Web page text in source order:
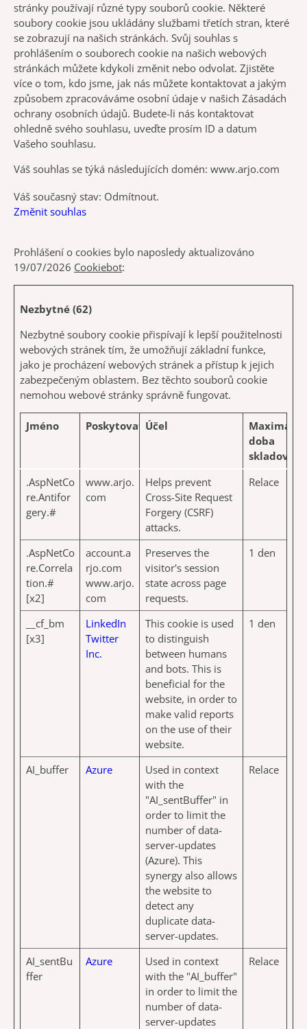
stránky používají různé typy souborů cookie. Některé
soubory cookie jsou ukládány službami třetích stran, které
se zobrazují na našich stránkách. Svůj souhlas s
prohlášením o souborech cookie na našich webových
stránkách můžete kdykoli změnit nebo odvolat. Zjistěte
více o tom, kdo jsme, jak nás můžete kontaktovat a jakým
způsobem zpracováváme osobní údaje v našich Zásadách
ochrany osobních údajů. Budete-li nás kontaktovat
ohledně svého souhlasu, uveďte prosím ID a datum
Vašeho souhlasu.
Váš souhlas se týká následujících domén: www.arjo.com
Váš současný stav: Odmítnout.
Změnit souhlas
Prohlášení o cookies bylo naposledy aktualizováno
19/07/2026 Cookiebot:
Nezbytné (62)
Nezbytné soubory cookie přispívají k lepší použitelnosti
webových stránek tím, že umožňují základní funkce,
jako je procházení webových stránek a přístup k jejich
zabezpečeným oblastem. Bez těchto souborů cookie
nemohou webové stránky správně fungovat.
Jméno PoskytovatelÚčel
Maximální
doba
skladování
.AspNetCo
re.Antifor
gery.#
www.arjo.
com
Helps prevent
Cross-Site Request
Forgery (CSRF)
attacks.
Relace
.AspNetCo
re.Correla
tion.#
[x2]
account.a
rjo.com
www.arjo.
com
Preserves the
visitor's session
state across page
requests.
1 den
__cf_bm
[x3]
LinkedIn
Twitter
Inc.
This cookie is used
to distinguish
between humans
and bots. This is
beneficial for the
website, in order to
make valid reports
on the use of their
website.
1 den
AI_buffer Azure
Used in context
with the
"AI_sentBuffer" in
order to limit the
number of data-
server-updates
(Azure). This
synergy also allows
the website to
detect any
duplicate data-
server-updates.
Relace
AI_sentBu
ffer
Azure
Used in context
with the "AI_buffer"
in order to limit the
number of data-
server-updates
Relace